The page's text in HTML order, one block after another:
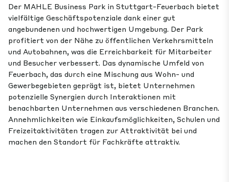
Der MAHLE Business Park in Stuttgart-Feuerbach bietet
vielfältige Geschäftspotenziale dank einer gut
angebundenen und hochwertigen Umgebung. Der Park
profitiert von der Nähe zu öffentlichen Verkehrsmitteln
und Autobahnen, was die Erreichbarkeit für Mitarbeiter
und Besucher verbessert. Das dynamische Umfeld von
Feuerbach, das durch eine Mischung aus Wohn- und
Gewerbegebieten geprägt ist, bietet Unternehmen
potenzielle Synergien durch Interaktionen mit
benachbarten Unternehmen aus verschiedenen Branchen.
Annehmlichkeiten wie Einkaufsmöglichkeiten, Schulen und
Freizeitaktivitäten tragen zur Attraktivität bei und
machen den Standort für Fachkräfte attraktiv.